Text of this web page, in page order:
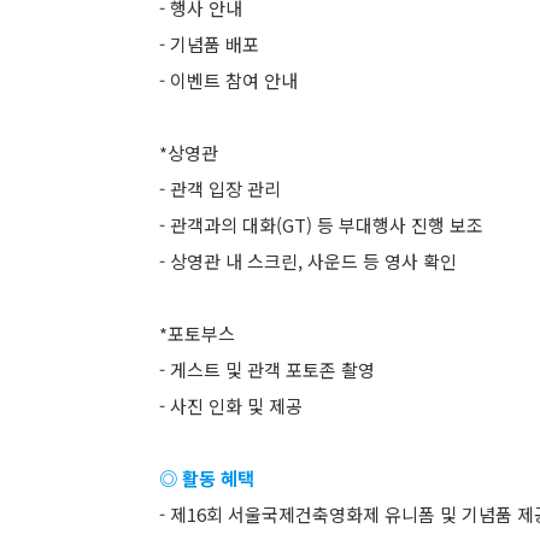
- 행사 안내
- 기념품 배포
- 이벤트 참여 안내
*상영관
- 관객 입장 관리
- 관객과의 대화(GT) 등 부대행사 진행 보조
- 상영관 내 스크린, 사운드 등 영사 확인
*포토부스
- 게스트 및 관객 포토존 촬영
- 사진 인화 및 제공
◎ 활동 혜택
- 제16회 서울국제건축영화제 유니폼 및 기념품 제